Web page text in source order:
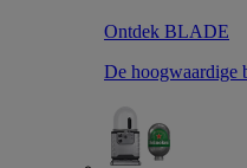
Ontdek BLADE
De hoogwaardige